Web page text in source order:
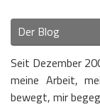
Der Blog
Seit Dezember
meine Arbeit,
bewegt, mir